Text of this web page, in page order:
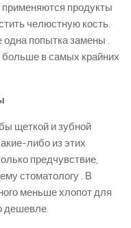
продукты
челюстную кость.
попытка замены .
больше в самых крайних
щеткой и зубной
либо из этих
предчувствие,
стоматологу . В
меньше хлопот для
дешевле.